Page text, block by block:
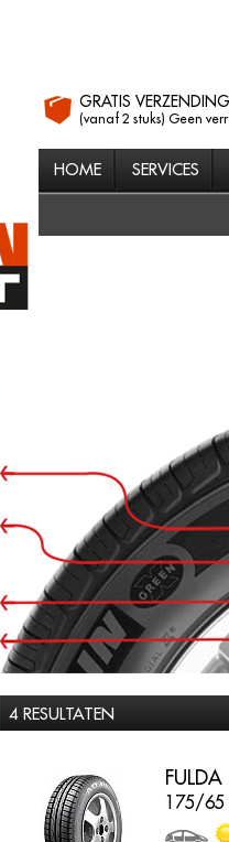
GRATIS VERZENDING
(vanaf 2 stuks) Geen
HOME SERVICES
4 RESULTATEN
175/65